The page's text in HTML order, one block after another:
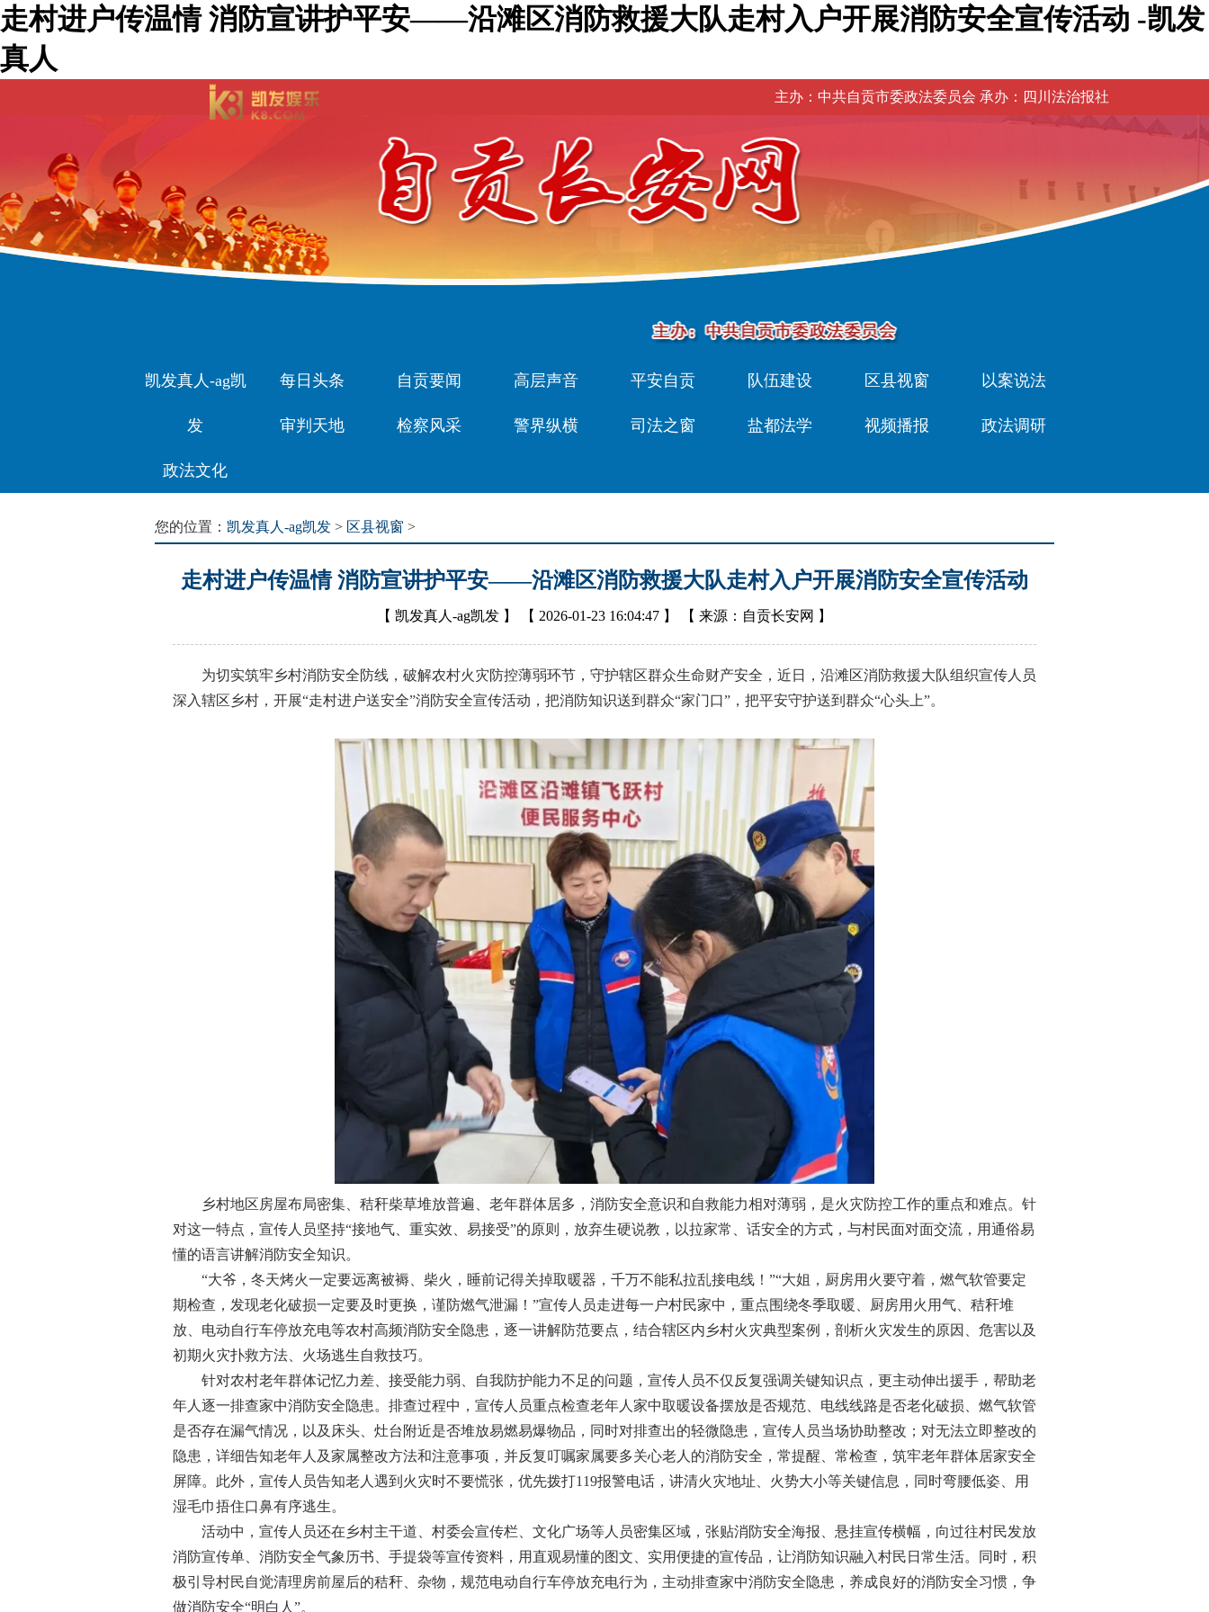
走村进户传温情 消防宣讲护平安——沿滩区消防救援大队走村入户开展消防安全宣传活动 -凯发
真人
主办：中共自贡市委政法委员会 承办：四川法治报社
凯发真人-ag凯
发
每日头条 自贡要闻 高层声音 平安自贡 队伍建设 区县视窗 以案说法
审判天地 检察风采 警界纵横 司法之窗 盐都法学 视频播报 政法调研
政法文化
您的位置： 凯发真人-ag凯发 > 区县视窗 >
走村进户传温情 消防宣讲护平安——沿滩区消防救援大队走村入户开展消防安全宣传活动
【 凯发真人-ag凯发 】 【 2026-01-23 16:04:47 】 【 来源：自贡长安网 】
为切实筑牢乡村消防安全防线，破解农村火灾防控薄弱环节，守护辖区群众生命财产安全，近日，沿滩区消防救援大队组织宣传人员
深入辖区乡村，开展“走村进户送安全”消防安全宣传活动，把消防知识送到群众“家门口”，把平安守护送到群众“心头上”。
乡村地区房屋布局密集、秸秆柴草堆放普遍、老年群体居多，消防安全意识和自救能力相对薄弱，是火灾防控工作的重点和难点。针
对这一特点，宣传人员坚持“接地气、重实效、易接受”的原则，放弃生硬说教，以拉家常、话安全的方式，与村民面对面交流，用通俗易
懂的语言讲解消防安全知识。
“大爷，冬天烤火一定要远离被褥、柴火，睡前记得关掉取暖器，千万不能私拉乱接电线！”“大姐，厨房用火要守着，燃气软管要定
期检查，发现老化破损一定要及时更换，谨防燃气泄漏！”宣传人员走进每一户村民家中，重点围绕冬季取暖、厨房用火用气、秸秆堆
放、电动自行车停放充电等农村高频消防安全隐患，逐一讲解防范要点，结合辖区内乡村火灾典型案例，剖析火灾发生的原因、危害以及
初期火灾扑救方法、火场逃生自救技巧。
针对农村老年群体记忆力差、接受能力弱、自我防护能力不足的问题，宣传人员不仅反复强调关键知识点，更主动伸出援手，帮助老
年人逐一排查家中消防安全隐患。排查过程中，宣传人员重点检查老年人家中取暖设备摆放是否规范、电线线路是否老化破损、燃气软管
是否存在漏气情况，以及床头、灶台附近是否堆放易燃易爆物品，同时对排查出的轻微隐患，宣传人员当场协助整改；对无法立即整改的
隐患，详细告知老年人及家属整改方法和注意事项，并反复叮嘱家属要多关心老人的消防安全，常提醒、常检查，筑牢老年群体居家安全
屏障。此外，宣传人员告知老人遇到火灾时不要慌张，优先拨打119报警电话，讲清火灾地址、火势大小等关键信息，同时弯腰低姿、用
湿毛巾捂住口鼻有序逃生。
活动中，宣传人员还在乡村主干道、村委会宣传栏、文化广场等人员密集区域，张贴消防安全海报、悬挂宣传横幅，向过往村民发放
消防宣传单、消防安全气象历书、手提袋等宣传资料，用直观易懂的图文、实用便捷的宣传品，让消防知识融入村民日常生活。同时，积
极引导村民自觉清理房前屋后的秸秆、杂物，规范电动自行车停放充电行为，主动排查家中消防安全隐患，养成良好的消防安全习惯，争
做消防安全“明白人”。